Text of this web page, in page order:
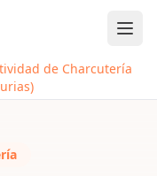
de Charcutería